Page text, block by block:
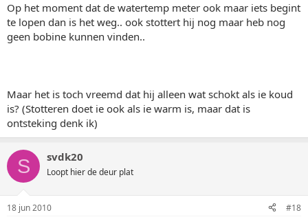
Op het moment dat de watertemp meter ook maar iets begint
te lopen dan is het weg.. ook stottert hij nog maar heb nog
geen bobine kunnen vinden..
Maar het is toch vreemd dat hij alleen wat schokt als ie koud
is? (Stotteren doet ie ook als ie warm is, maar dat is
ontsteking denk ik)
S svdk20
Loopt hier de deur plat
18 jun 2010 #18